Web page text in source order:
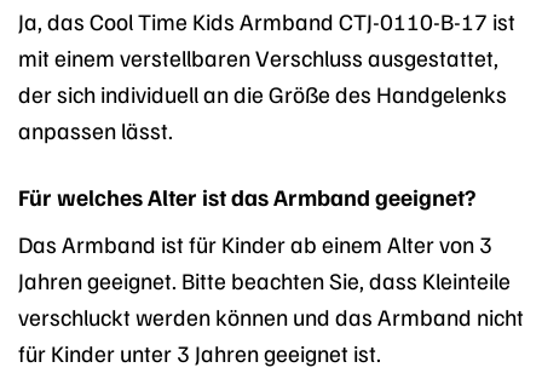
Ja, das Cool Time Kids Armband CTJ-0110-B-17 ist
mit einem verstellbaren Verschluss ausgestattet,
der sich individuell an die Größe des Handgelenks
anpassen lässt.
Für welches Alter ist das Armband geeignet?
Das Armband ist für Kinder ab einem Alter von 3
Jahren geeignet. Bitte beachten Sie, dass Kleinteile
verschluckt werden können und das Armband nicht
für Kinder unter 3 Jahren geeignet ist.